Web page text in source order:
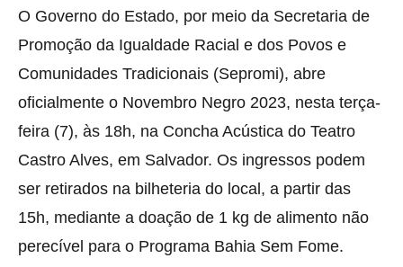
O Governo do Estado, por meio da Secretaria de
Promoção da Igualdade Racial e dos Povos e
Comunidades Tradicionais (Sepromi), abre
oficialmente o Novembro Negro 2023, nesta terça-
feira (7), às 18h, na Concha Acústica do Teatro
Castro Alves, em Salvador. Os ingressos podem
ser retirados na bilheteria do local, a partir das
15h, mediante a doação de 1 kg de alimento não
perecível para o Programa Bahia Sem Fome.